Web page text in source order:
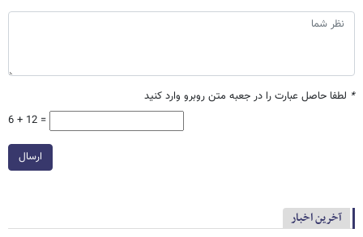
* لطفا حاصل عبارت را در جعبه متن روبرو وارد کنید
6 + 12 =
ارسال
آخرین اخبار